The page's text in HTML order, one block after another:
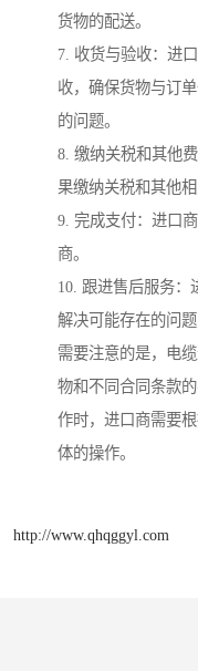
货物的配送。
7. 收货与验收：进
收，确保货物与订
的问题。
8. 缴纳关税和其他
果缴纳关税和其他
9. 完成支付：进口
商。
10. 跟进售后服务：
解决可能存在的问
需要注意的是，电
物和不同合同条款
作时，进口商需要
体的操作。
http://www.qhqggyl.com